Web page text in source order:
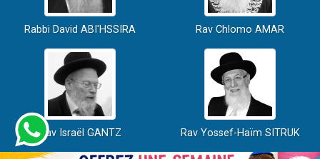
Rabbi David ABI'HSSIRA Rav Chlomo AMAR
Rav Israël GANTZ Rav Yossef-Haïm SITRUK